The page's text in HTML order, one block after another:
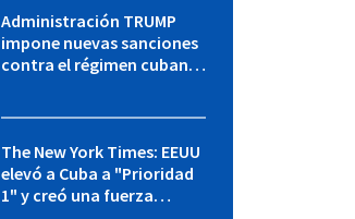
Administración TRUMP
impone nuevas sanciones
contra el régimen cubano:
The New York Times: EEUU
elevó a Cuba a "Prioridad
1" y creó una fuerza